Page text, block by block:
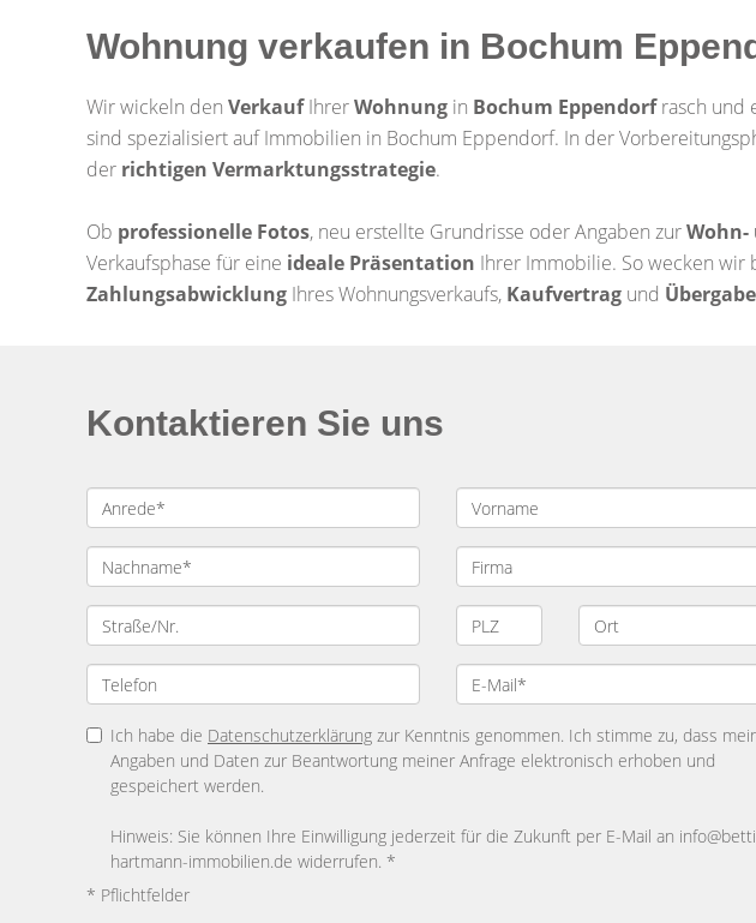
Wohnung verkaufen in Bochum
Wir wickeln den VerkaufIhrerWohnung in Bochum Eppendorfrasch und
sind spezialisiert auf Immobilien in Bochum Eppendorf. In der
der richtigen Vermarktungsstrategie.
Ob professionelle Fotos, neu erstellte Grundrisse oder Angaben zur
Verkaufsphase für eine ideale Präsentation Ihrer Immobilie. So wecken wir
Zahlungsabwicklung Ihres Wohnungsverkaufs, Kaufvertrag und Übergabe
Kontaktieren Sie uns
Ich habe die Datenschutzerklärung zur Kenntnis genommen. Ich stimme zu, dass
Angaben und Daten zur Beantwortung meiner Anfrage elektronisch erhoben und
gespeichert werden.
Hinweis: Sie können Ihre Einwilligung jederzeit für die Zukunft per E-Mail an
hartmann-immobilien.de widerrufen. *
* Pflichtfelder